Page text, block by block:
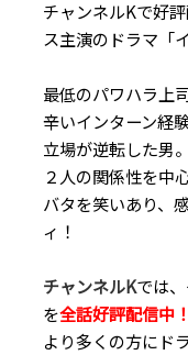
チャンネルKで好
ス主演のドラマ「
最低のパワハラ上
辛いインターン経
立場が逆転した男。
２人の関係性を中
バタを笑いあり、
ィ！
チャンネルKでは
を全話好評配信中！
より多くの方にド